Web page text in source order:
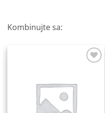
Kombinujte sa: